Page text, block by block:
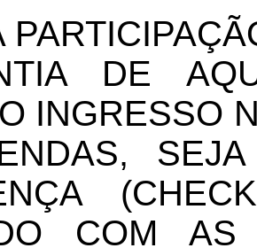
DE
INGRESSO
COM